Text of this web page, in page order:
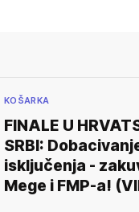
KOŠARKA
FINALE U
SRBI:
isključenja -
Mege i FMP-a!